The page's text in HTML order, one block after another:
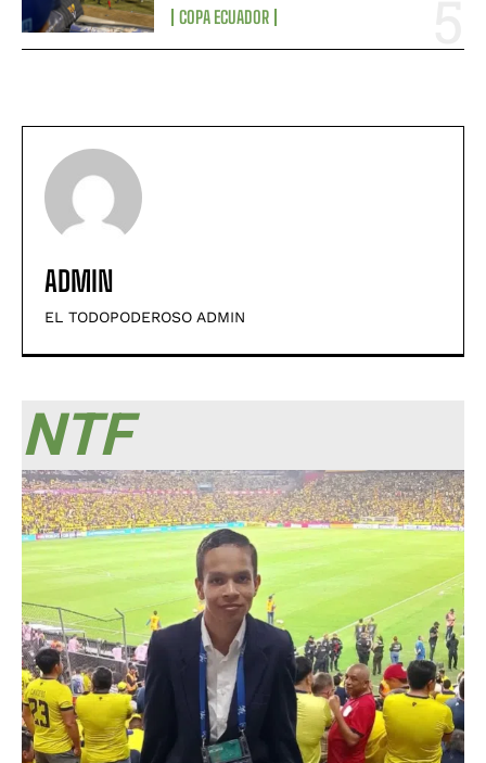
COPA ECUADOR
ADMIN
EL TODOPODEROSO ADMIN
NTF